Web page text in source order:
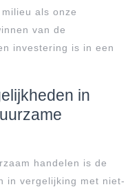
als onze
van de
investering is in een
in
handelen is de
in vergelijking met niet-